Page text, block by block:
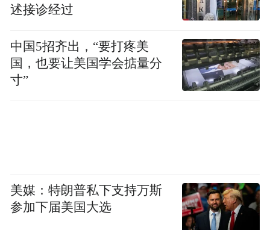
述接诊经过
中国5招齐出，“要打疼美
国，也要让美国学会掂量分
寸”
美媒：特朗普私下支持万斯
参加下届美国大选